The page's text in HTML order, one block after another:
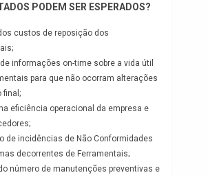
PODEM SER ESPERADOS?
custos de reposição dos
informações on-time sobre a vida útil
para que não ocorram alterações
final;
eficiência operacional da empresa e
de incidências de Não Conformidades
decorrentes de Ferramentais;
número de manutenções preventivas e